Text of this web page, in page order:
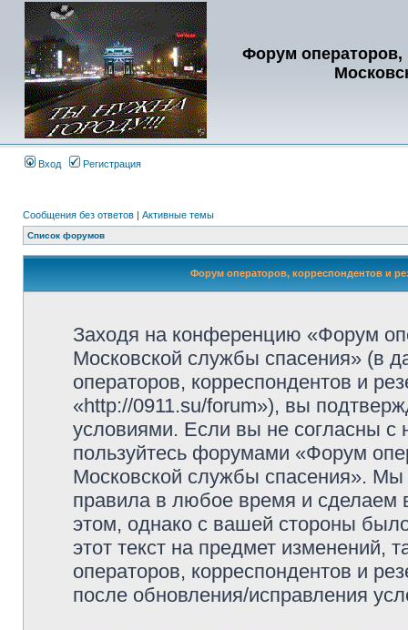
Форум операторов,
Вход Регистрация
Сообщения без ответов | Активные темы
Список форумов
Форум операторов, корреспондентов и
Заходя на конференцию «Форум
Московской службы спасения» (в
операторов, корреспондентов и
«http://0911.su/forum»), вы
условиями. Если вы не согласны с
пользуйтесь форумами «Форум
Московской службы спасения». Мы
правила в любое время и сделаем
этом, однако с вашей стороны
этот текст на предмет изменений,
операторов, корреспондентов и
после обновления/исправления